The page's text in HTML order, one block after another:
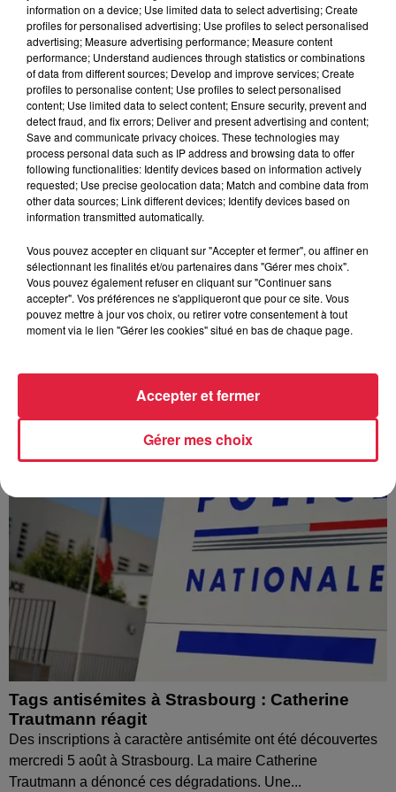
À Hoerdt, de l’eau brune sort des robinets
Depuis plusieurs jours, des habitants de Hoerdt ont vu de
nombreuses interrogations, la municipalité a pris...
Tags antisémites à Strasbourg : Catherine
Trautmann réagit
Des inscriptions à caractère antisémite ont été découvertes
mercredi 5 août à Strasbourg. La maire Catherine
Trautmann a dénoncé ces dégradations. Une...
information on a device; Use limited data to select advertising; Create
profiles for personalised advertising; Use profiles to select personalised
advertising; Measure advertising performance; Measure content
performance; Understand audiences through statistics or combinations
of data from different sources; Develop and improve services; Create
profiles to personalise content; Use profiles to select personalised
content; Use limited data to select content; Ensure security, prevent and
detect fraud, and fix errors; Deliver and present advertising and content;
Save and communicate privacy choices. These technologies may
process personal data such as IP address and browsing data to offer
following functionalities: Identify devices based on information actively
requested; Use precise geolocation data; Match and combine data from
other data sources; Link different devices; Identify devices based on
information transmitted automatically.
Vous pouvez accepter en cliquant sur "Accepter et fermer", ou affiner en
sélectionnant les finalités et/ou partenaires dans "Gérer mes choix".
Vous pouvez également refuser en cliquant sur "Continuer sans
accepter". Vos préférences ne s'appliqueront que pour ce site. Vous
pouvez mettre à jour vos choix, ou retirer votre consentement à tout
moment via le lien "Gérer les cookies" situé en bas de chaque page.
Gérer mes choix
Accepter et fermer